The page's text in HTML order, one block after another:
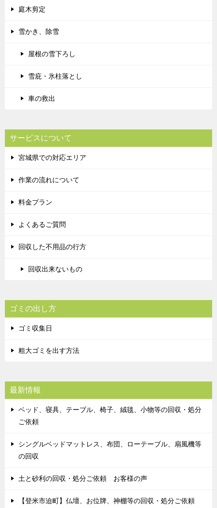
庭木剪定
雪かき、除雪
屋根の雪下ろし
雪庇・氷柱落とし
車の救出
サービスについて
宮城県での対応エリア
作業の流れについて
料金プラン
よくあるご質問
回収した不用品の行方
回収出来ないもの
ゴミの出し方
ゴミ収集日
粗大ゴミを出す方法
最新情報
ベッド、寝具、テーブル、椅子、絨毯、小物等の回収・処分
ご依頼
シングルベッドマットレス、布団、ローテーブル、扇風機等
の回収
土と砂利の回収・処分ご依頼 お客様の声
【登米市迫町】仏壇、お位牌、神棚等の回収・処分ご依頼